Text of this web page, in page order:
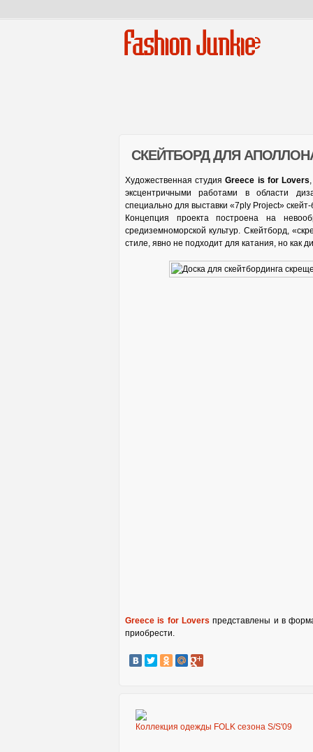
Fashion Junkie
СКЕЙТБОРД ДЛЯ
Художественная студияGreece is for Lovers
эксцентричными работами в области
специально для выставки «7ply Project»
Концепция проекта построена на
средиземноморской культур. Скейтборд,
стиле, явно не подходит для катания, но как
Greece is for Lovers представлены и в
приобрести.
Коллекция одежды FOLK сезона S/S'09